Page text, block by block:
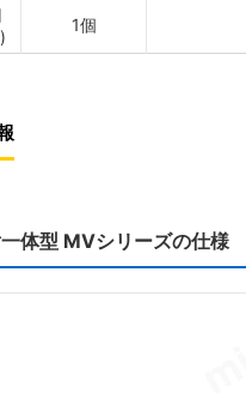
)
1個
体型 MVシリーズの仕様